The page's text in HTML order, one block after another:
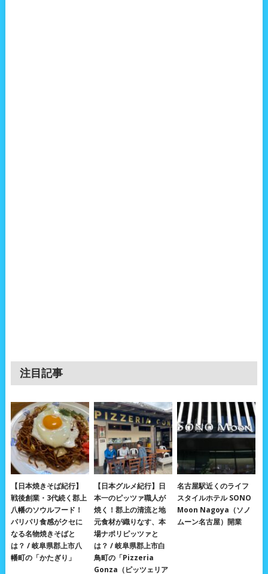
注目記事
【日本焼きそば紀行】
戦後創業・3代続く郡上
八幡のソウルフード！
パリパリ食感がクセに
なる名物焼きそばと
は？ / 岐阜県郡上市八
幡町の「かたぎり」
【日本グルメ紀行】日
本一のピッツァ職人が
焼く！郡上の清流と地
元食材が織りなす、本
場ナポリピッツァと
は？ / 岐阜県郡上市白
鳥町の「Pizzeria
Gonza（ピッツェリア
名古屋駅近くのライフ
スタイルホテル SONO
Moon Nagoya（ソノ
ムーン名古屋）開業